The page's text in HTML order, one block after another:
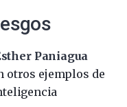
Paniagua
otros ejemplos de